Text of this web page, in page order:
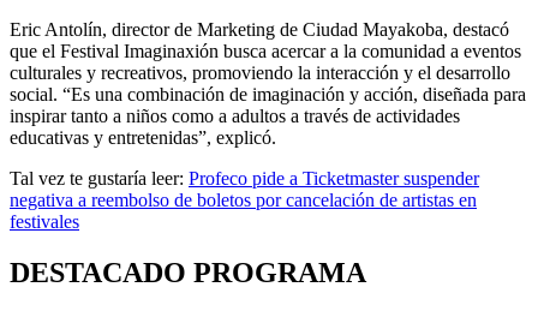
Eric Antolín, director de Marketing de Ciudad Mayakoba, destacó
que el Festival Imaginaxión busca acercar a la comunidad a eventos
culturales y recreativos, promoviendo la interacción y el desarrollo
social. “Es una combinación de imaginación y acción, diseñada para
inspirar tanto a niños como a adultos a través de actividades
educativas y entretenidas”, explicó.
Tal vez te gustaría leer: Profeco pide a Ticketmaster suspender
negativa a reembolso de boletos por cancelación de artistas en
festivales
DESTACADO PROGRAMA